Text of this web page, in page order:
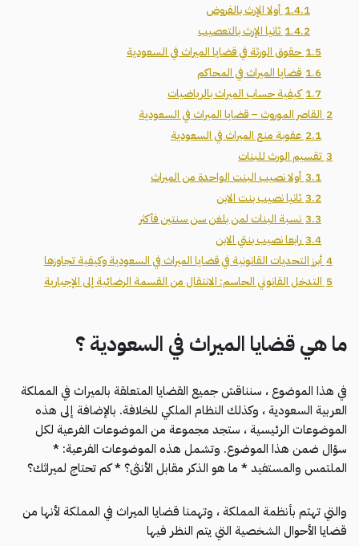
1.4.1 أولا الإرث بالفروض
1.4.2 ثانيا الإرث بالتعصيب
1.5 حقوق الورثة في قضايا الميراث في السعودية
1.6 قضايا الميراث في المحاكم
1.7 كيفية حساب الميراث بالرياضيات
2 القاصر الموروث – قضايا الميراث في السعودية
2.1 عقوبة منع الميراث في السعودية
3 تقسيم الورث للبنات
3.1 أولا نصيب البنت الواحدة من الميراث
3.2 ثانيا نصيب بنت الابن
3.3 نسبة البنات لمن بلغن سن سنتين فأكثر
3.4 رابعا نصيب بنتي الابن
4 أبرز التحديات القانونية في قضايا الميراث في السعودية وكيفية تجاوزها
5 التدخل القانوني الحاسم: الانتقال من القسمة الرضائية إلى الإجبارية
ما هي قضايا الميراث في السعودية ؟
في هذا الموضوع ، سنناقش جميع القضايا المتعلقة بالميراث في المملكة
العربية السعودية ، وكذلك النظام الملكي للخلافة. بالإضافة إلى هذه
الموضوعات الرئيسية ، ستجد مجموعة من الموضوعات الفرعية لكل
سؤال ضمن هذا الموضوع. وتشمل هذه الموضوعات الفرعية: *
الملتمس والمستفيد * ما هو الذكر مقابل الأنثى؟ * كم تحتاج لميراثك؟
والتي تهتم بأنظمة المملكة ، وتهمنا قضايا الميراث في المملكة لأنها من
قضايا الأحوال الشخصية التي يتم النظر فيها